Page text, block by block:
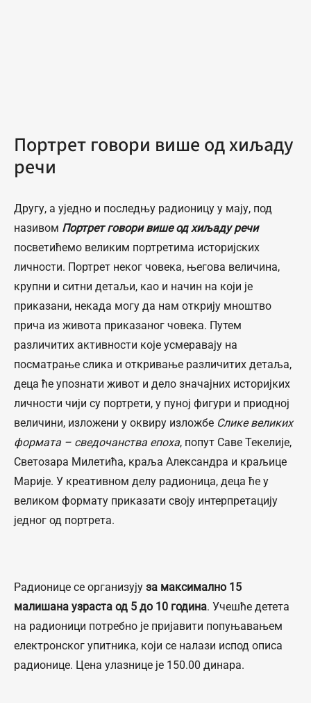
Портрет говори више од хиљаду
речи
Другу, а уједно и последњу радионицу у мају, под
називом Портрет говори више од хиљаду речи
посветићемо великим портретима историјских
личности. Портрет неког човека, његова величина,
крупни и ситни детаљи, као и начин на који је
приказани, некада могу да нам открију мноштво
прича из живота приказаног човека. Путем
различитих активности које усмеравају на
посматрање слика и откривање различитих детаља,
деца ће упознати живот и дело значајних историјких
личности чији су портрети, у пуној фигури и приодној
величини, изложени у оквиру изложбе Слике великих
формата – сведочанства епоха, попут Саве Текелије,
Светозара Милетића, краља Александра и краљице
Марије. У креативном делу радионица, деца ће у
великом формату приказати своју интерпретацију
једног од портрета.
Радионице се организују за максимално 15
малишана узраста од 5 до 10 година. Учешће детета
на радионици потребно је пријавити попуњавањем
електронског упитника, који се налази испод описа
радионице. Цена улазнице је 150.00 динара.